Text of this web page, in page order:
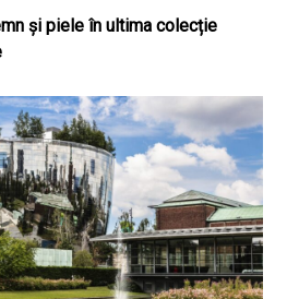
şi piele în ultima colecție